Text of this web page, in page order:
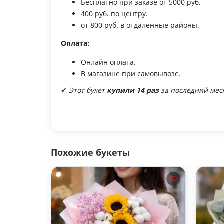
Бесплатно при заказе от 5000 руб.
400 руб. по центру.
от 800 руб. в отдаленные районы.
Оплата:
Онлайн оплата.
В магазине при самовывозе.
✔ Этот букет купили 14 разза последний
Похожие букеты